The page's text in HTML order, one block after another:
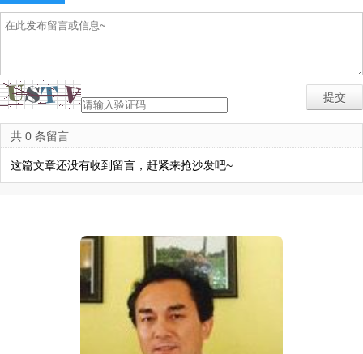
共 0 条留言
这篇文章还没有收到留言，赶紧来抢沙发吧~